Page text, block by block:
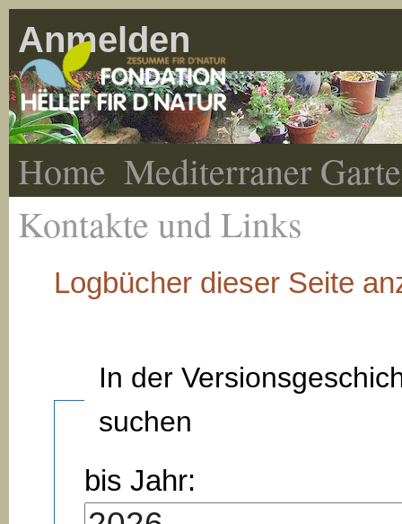
Anmelden
Home Mediterraner
Kontakte und Links
Logbücher dieser Seite
In der
suchen
bis Jahr: